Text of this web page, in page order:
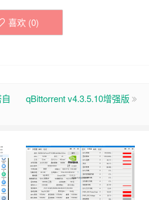
喜欢 (0)
qBittorrent v4.3.5.10增强版